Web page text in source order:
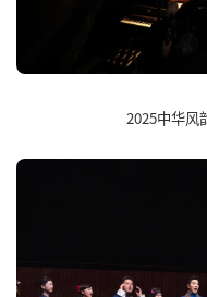
2025中华风